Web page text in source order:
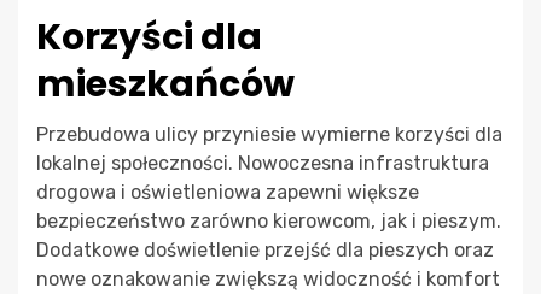
Korzyści dla
mieszkańców
Przebudowa ulicy przyniesie wymierne korzyści dla
lokalnej społeczności. Nowoczesna infrastruktura
drogowa i oświetleniowa zapewni większe
bezpieczeństwo zarówno kierowcom, jak i pieszym.
Dodatkowe doświetlenie przejść dla pieszych oraz
nowe oznakowanie zwiększą widoczność i komfort